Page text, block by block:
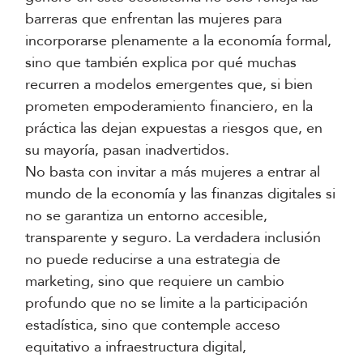
barreras que enfrentan las mujeres para
incorporarse plenamente a la economía formal,
sino que también explica por qué muchas
recurren a modelos emergentes que, si bien
prometen empoderamiento financiero, en la
práctica las dejan expuestas a riesgos que, en
su mayoría, pasan inadvertidos.
No basta con invitar a más mujeres a entrar al
mundo de la economía y las finanzas digitales si
no se garantiza un entorno accesible,
transparente y seguro. La verdadera inclusión
no puede reducirse a una estrategia de
marketing, sino que requiere un cambio
profundo que no se limite a la participación
estadística, sino que contemple acceso
equitativo a infraestructura digital,